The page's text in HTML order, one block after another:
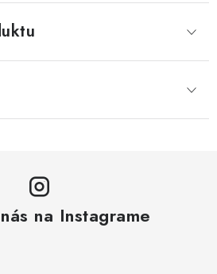
na Instagrame